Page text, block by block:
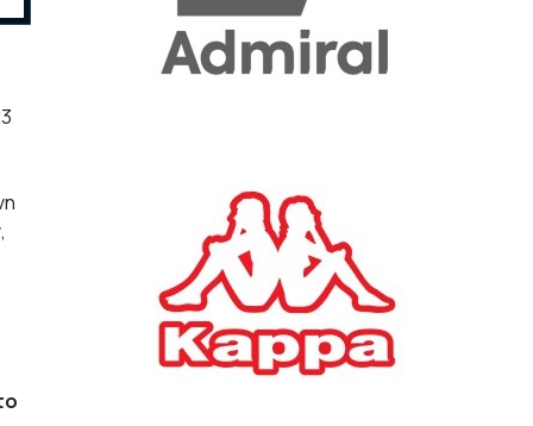
Aktor: Δεν θα γίνουν
δεκτές προσφορές κάτω
Κ. Πιερρακάκης: Νέα
εποχή για το Ολυμπιακό
Κωπηλατοδρόμιο - Η
δημόσια περιουσία είναι
περιουσία όλων των